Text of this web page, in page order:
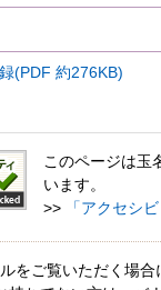
(PDF 約276KB)
このページは玉
います。
>>
「アクセシ
をご覧いただく場